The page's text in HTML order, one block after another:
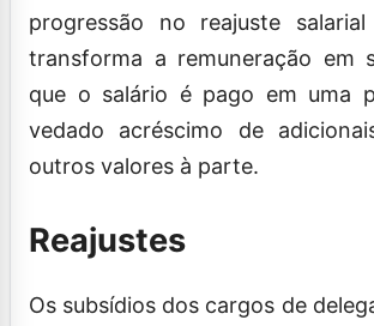
progressão no reajuste
transforma a remuneração em
que o salário é pago em uma
vedado acréscimo de
outros valores à parte.
Reajustes
Os subsídios dos cargos de